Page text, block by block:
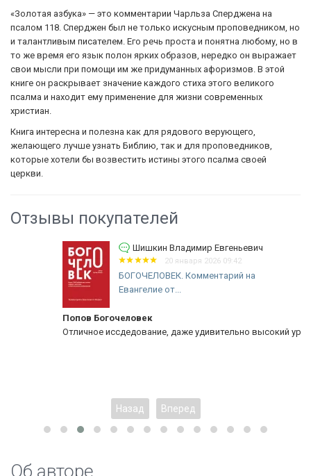
«Золотая азбука» — это комментарии Чарльза Сперджена на
псалом 118. Сперджен был не только искусным проповедником, но
и талантливым писателем. Его речь проста и понятна любому, но в
то же время его язык полон ярких образов, нередко он выражает
свои мысли при помощи им же придуманных афоризмов. В этой
книге он раскрывает значение каждого стиха этого великого
псалма и находит ему применение для жизни современных
христиан.
Книга интересна и полезна как для рядового верующего,
желающего лучше узнать Библию, так и для проповедников,
которые хотели бы возвестить истины этого псалма своей
церкви.
Отзывы покупателей
Шишкин Владимир Евгеньевич
20 января 2026 09:42
БОГОЧЕЛОВЕК. Комментарий на
Евангелие от...
Попов Богочеловек
Отличное иссдедование, даже удивительно высокий уровень!
Назад Вперед
Об авторе